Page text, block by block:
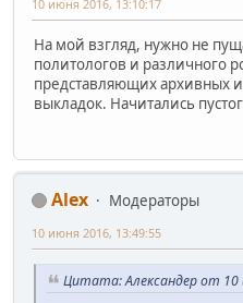
10 июня 2016, 13:10:17
На мой взгляд, нужно не
политологов и различного
представляющих архивных
выкладок. Начитались
Alex
Модераторы
10 июня 2016, 13:49:55
Цитата: Александер от 10